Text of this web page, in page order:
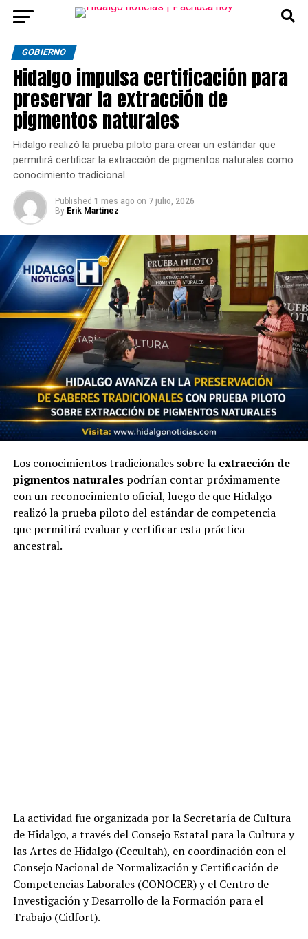
GOBIERNO
Hidalgo impulsa certificación para
preservar la extracción de
pigmentos naturales
Hidalgo realizó la prueba piloto para crear un estándar que
permitirá certificar la extracción de pigmentos naturales como
conocimiento tradicional.
Published 1 mes ago on 7 julio, 2026
By Erik Martinez
Los conocimientos tradicionales sobre la extracción de
pigmentos naturalespodrían contar próximamente
con un reconocimiento oficial, luego de que Hidalgo
realizó la prueba piloto del estándar de competencia
que permitirá evaluar y certificar esta práctica
ancestral.
La actividad fue organizada por la Secretaría de Cultura
de Hidalgo, a través del Consejo Estatal para la Cultura y
las Artes de Hidalgo (Cecultah), en coordinación con el
Consejo Nacional de Normalización y Certificación de
Competencias Laborales (CONOCER) y el Centro de
Investigación y Desarrollo de la Formación para el
Trabajo (Cidfort).